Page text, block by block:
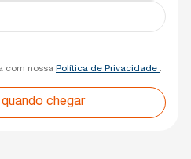
com nossa Política de Privacidade .
chegar